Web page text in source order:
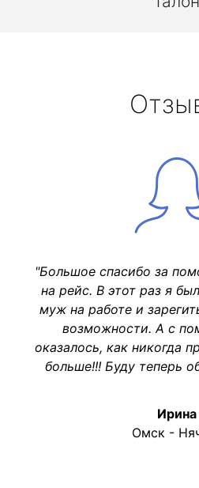
"Большое спасибо за
на рейс. В этот раз я
муж на работе и
возможности. А с
оказалось, как никогда
больше!!! Буду теперь
Ирина
Омск -